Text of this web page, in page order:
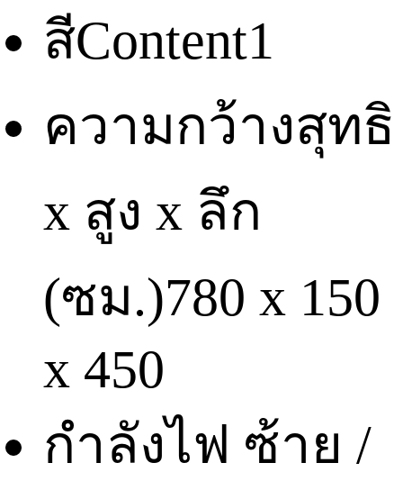
สีContent1
ความกว้างสุทธิ
x สูง x ลึก
(ซม.)780 x 150
x 450
กำลังไฟ ซ้าย /